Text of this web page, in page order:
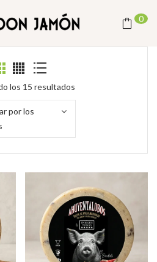
0
los 15 resultadosOrdenado
por
por los